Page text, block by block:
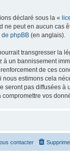
déclaré sous la «
peut en aucun cas
de phpBB (en anglais).
transgresser la
un bannissement
de ces
estimons cela
pas diffusées à
vos
contacter